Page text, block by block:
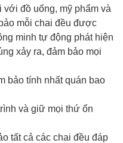
đồ uống, mỹ phẩm và
mỗi chai đều được
minh tự động phát hiện
xảy ra, đảm bảo mọi
bảo tính nhất quán bao
và giữ mọi thứ ổn
tất cả các chai đều đáp